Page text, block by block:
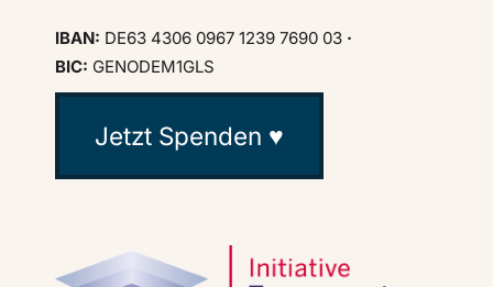
IBAN: DE63 4306 0967 1239 7690 03 ·
BIC: GENODEM1GLS
Jetzt Spenden ♥